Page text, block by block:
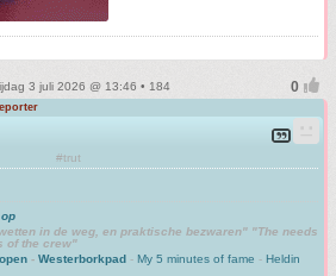
3 juli 2026 @ 13:46 • 184
#trut
in de weg, en praktische bezwaren" "The needs
of the crew"
- Westerborkpad - My 5 minutes of fame - Heldin